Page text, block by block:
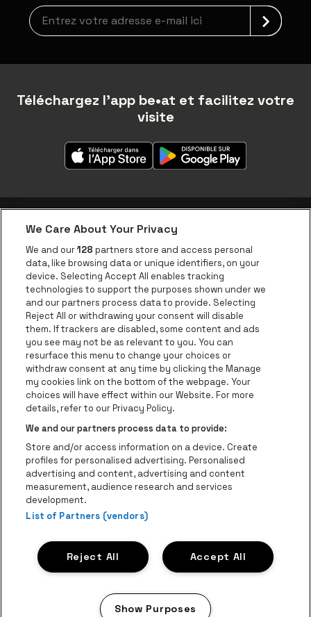
Inscription à la newsletter
Téléchargez l'app be•at et facilitez votre
visite
Application be•at
be•at Corporate
be•at Business
Groupes
Helpcenter
Contact
Instagram
Facebook
Threads
TiktokYoutube
Be•at Tickets fait partie de be•at
be•at Tickets
Schijnpoortweg 119, 2170 Anvers
Be-At Venues
Schijnpoortweg 119, 2170 Anvers
BTW (BE) 0461.051.688 - RPR Antwerpen
BNP Paribas Fortis - IBAN: BE93 2200 4925 0067 - BIC:
GEBABEBB
ProclaimerCookiesManage my cookiesPrivacy
We Care About Your Privacy
We and our128 partners store and access personal
data, like browsing data or unique identifiers, on your
device. Selecting Accept All enables tracking
technologies to support the purposes shown under we
and our partners process data to provide. Selecting
Reject All or withdrawing your consent will disable
them. If trackers are disabled, some content and ads
you see may not be as relevant to you. You can
resurface this menu to change your choices or
withdraw consent at any time by clicking the Manage
my cookies link on the bottom of the webpage. Your
choices will have effect within our Website. For more
details, refer to our Privacy Policy.
We and our partners process data to provide:
Store and/or access information on a device. Create
profiles for personalised advertising. Personalised
advertising and content, advertising and content
measurement, audience research and services
development.
List of Partners (vendors)
Accept All
Reject All
Show Purposes